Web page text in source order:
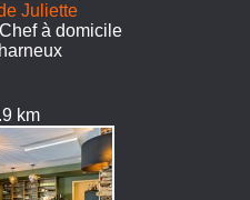
Juliette
à domicile
km